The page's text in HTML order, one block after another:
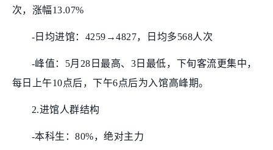
次，涨幅13.07%
-日均进馆：4259→4827，日均多568人次
-峰值：5月28日最高、3日最低，下旬客流更集中，
每日上午10点后，下午6点后为入馆高峰期。
2.进馆人群结构
-本科生：80%，绝对主力